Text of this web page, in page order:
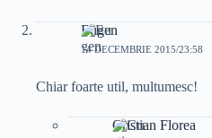
Eugen
14 DECEMBRIE 2015/23:58
Chiar foarte util, multumesc!
Cristian Florea